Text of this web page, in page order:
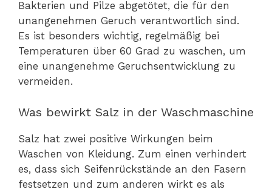
Bakterien und Pilze abgetötet, die für den
unangenehmen Geruch verantwortlich sind.
Es ist besonders wichtig, regelmäßig bei
Temperaturen über 60 Grad zu waschen, um
eine unangenehme Geruchsentwicklung zu
vermeiden.
Was bewirkt Salz in der Waschmaschine
Salz hat zwei positive Wirkungen beim
Waschen von Kleidung. Zum einen verhindert
es, dass sich Seifenrückstände an den Fasern
festsetzen und zum anderen wirkt es als